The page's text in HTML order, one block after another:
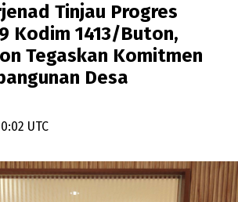
Tinjau Progres
Kodim 1413/Buton,
Tegaskan Komitmen
Desa
UTC